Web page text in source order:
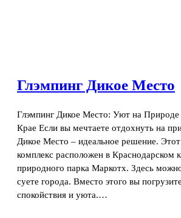
Глэмпинг Дикое Место
Глэмпинг Дикое Место: Уют на Природе
Крае Если вы мечтаете отдохнуть на
Дикое Место – идеальное решение.
комплекс расположен в Краснодарском
природного парка Маркотх. Здесь
суете города. Вместо этого вы
спокойствия и уюта.…